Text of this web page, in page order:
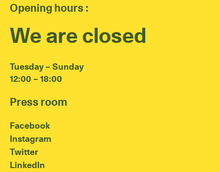
Opening hours :
We are closed
Tuesday – Sunday
12:00 – 18:00
Press room
Facebook
Instagram
Twitter
LinkedIn